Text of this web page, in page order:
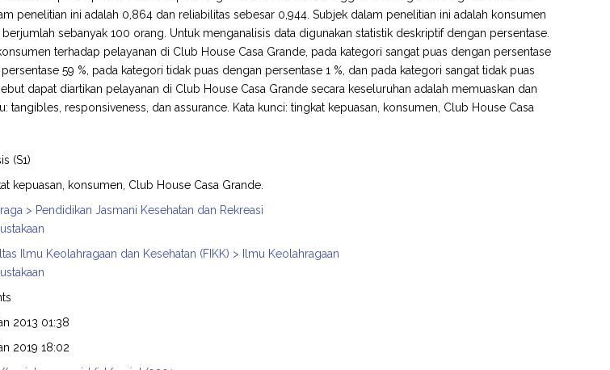
penelitian ini adalah 0,864 dan reliabilitas sebesar 0,944. Subjek dalam penelitian ini adalah konsumen
sebanyak 100 orang. Untuk menganalisis data digunakan statistik deskriptif dengan persentase.
terhadap pelayanan di Club House Casa Grande, pada kategori sangat puas dengan persentase
59 %, pada kategori tidak puas dengan persentase 1 %, dan pada kategori sangat tidak puas
dapat diartikan pelayanan di Club House Casa Grande secara keseluruhan adalah memuaskan dan
tangibles, responsiveness, dan assurance. Kata kunci: tingkat kepuasan, konsumen, Club House Casa
(S1)
kepuasan, konsumen, Club House Casa Grande.
> Pendidikan Jasmani Kesehatan dan Rekreasi
Ilmu Keolahragaan dan Kesehatan (FIKK) > Ilmu Keolahragaan
2013 01:38
2019 18:02